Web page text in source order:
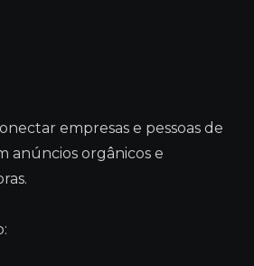
empresas e pessoas de
anúncios orgânicos e